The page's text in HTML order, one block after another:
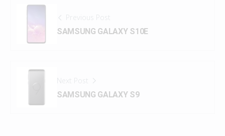
Previous Post
SAMSUNG GALAXY S10E
Next Post
SAMSUNG GALAXY S9